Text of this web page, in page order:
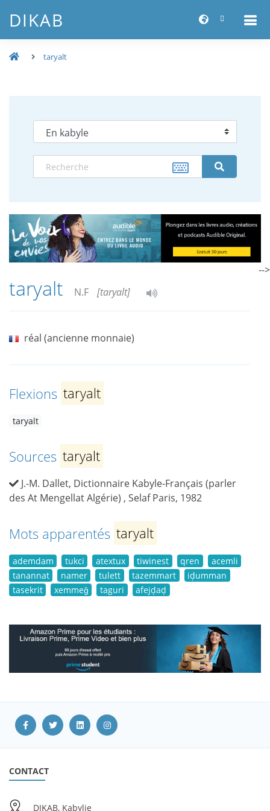
DIKAB
taryalt
taryalt N.F [taryalt]
réal (ancienne monnaie)
Flexions taryalt
taryalt
Sources taryalt
J.-M. Dallet, Dictionnaire Kabyle-Français (parler
des At Mengellat Algérie) , Selaf Paris, 1982
Mots apparentés taryalt
ademdam tukci atextux tiwinest qren
acemli
tanannat
namer tulett tazemmart
iḍumman
tasekrit
xemmeǧ taguri afejḍaḍ
-->
CONTACT
DIKAB, Kabylie